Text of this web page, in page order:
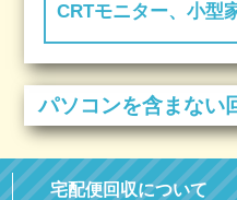
CRTモニター、小型
パソコンを含まない
宅配便回収について